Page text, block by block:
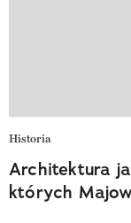
Historia
Architektura
których